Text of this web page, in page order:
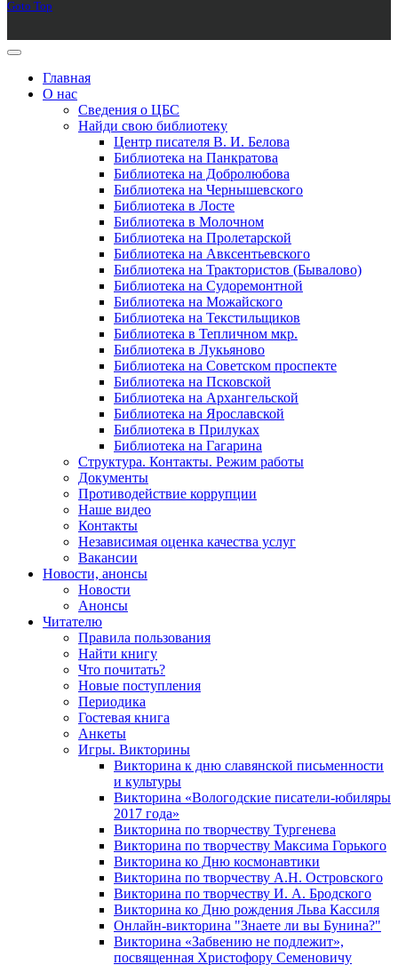
Goto Top
Главная
О нас
Сведения о ЦБС
Найди свою библиотеку
Центр писателя В. И. Белова
Библиотека на Панкратова
Библиотека на Добролюбова
Библиотека на Чернышевского
Библиотека в Лосте
Библиотека в Молочном
Библиотека на Пролетарской
Библиотека на Авксентьевского
Библиотека на Трактористов (Бывалово)
Библиотека на Судоремонтной
Библиотека на Можайского
Библиотека на Текстильщиков
Библиотека в Тепличном мкр.
Библиотека в Лукьяново
Библиотека на Советском проспекте
Библиотека на Псковской
Библиотека на Архангельской
Библиотека на Ярославской
Библиотека в Прилуках
Библиотека на Гагарина
Структура. Контакты. Режим работы
Документы
Противодействие коррупции
Наше видео
Контакты
Независимая оценка качества услуг
Вакансии
Новости, анонсы
Новости
Анонсы
Читателю
Правила пользования
Найти книгу
Что почитать?
Новые поступления
Периодика
Гостевая книга
Анкеты
Игры. Викторины
Викторина к дню славянской письменности
и культуры
Викторина «Вологодские писатели-юбиляры
2017 года»
Викторина по творчеству Тургенева
Викторина по творчеству Максима Горького
Викторина ко Дню космонавтики
Викторина по творчеству А.Н. Островского
Викторина по творчеству И. А. Бродского
Викторина ко Дню рождения Льва Кассиля
Онлайн-викторина "Знаете ли вы Бунина?"
Викторина «Забвению не подлежит»,
посвященная Христофору Семеновичу